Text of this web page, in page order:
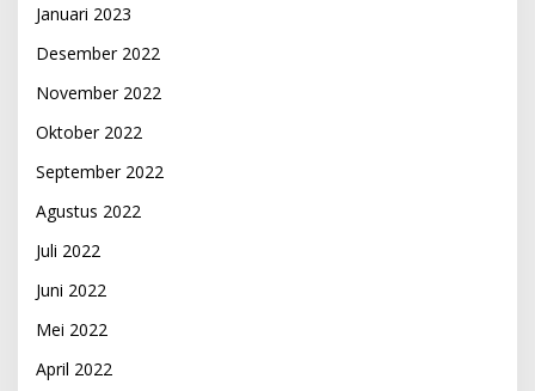
Januari 2023
Desember 2022
November 2022
Oktober 2022
September 2022
Agustus 2022
Juli 2022
Juni 2022
Mei 2022
April 2022